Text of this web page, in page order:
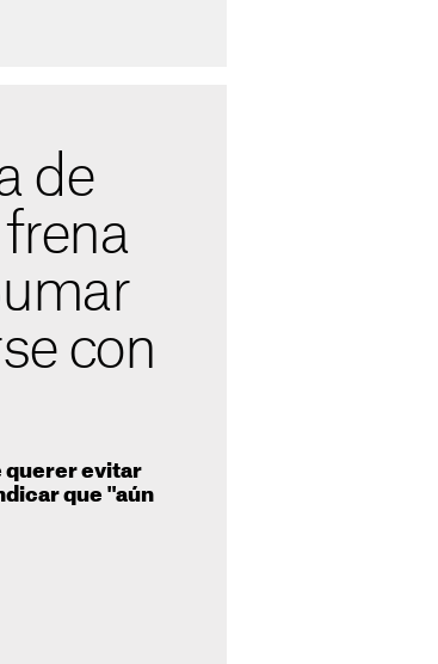
de
con
querer evitar
que "aún